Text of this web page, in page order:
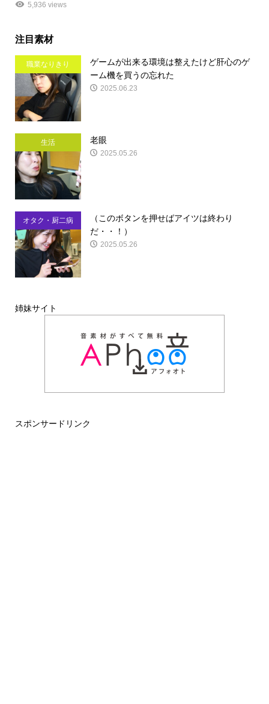
5,936 views
注目素材
職業なりきり
ゲームが出来る環境は整えたけど肝心のゲ
ーム機を買うの忘れた
2025.06.23
生活 老眼
2025.05.26
オタク・厨二病
（このボタンを押せばアイツは終わり
だ・・！）
2025.05.26
姉妹サイト
スポンサードリンク